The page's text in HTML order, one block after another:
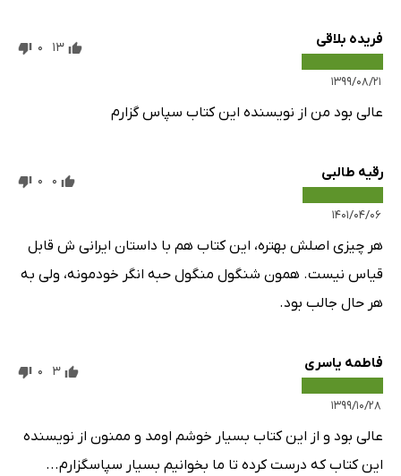
فریده بلاقی
۱۳۹۹/۰۸/۲۱
13
0
عالی بود من از نویسنده این کتاب سپاس گزارم
رقیه طالبی
۱۴۰۱/۰۴/۰۶
0
0
هر چیزی اصلش بهتره، این کتاب هم با داستان ایرانی ش قابل
قیاس نیست. همون شنگول منگول حبه انگر خودمونه، ولی به
هر حال جالب بود.
فاطمه یاسری
۱۳۹۹/۱۰/۲۸
3
0
عالی بود و از این کتاب بسیار خوشم اومد و ممنون از نویسنده
این کتاب که درست کرده تا ما بخوانیم بسیار سپاسگزارم...